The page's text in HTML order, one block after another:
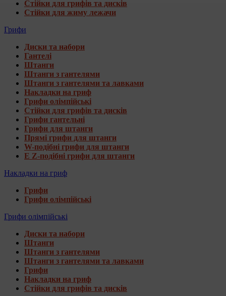
Стійки для грифів та дисків
Стійки для жиму лежачи
Грифи
Диски та набори
Гантелі
Штанги
Штанги з гантелями
Штанги з гантелями та лавками
Накладки на гриф
Грифи олімпійські
Стійки для грифів та дисків
Грифи гантельні
Грифи для штанги
Прямі грифи для штанги
W-подібні грифи для штанги
E Z-подібні грифи для штанги
Накладки на гриф
Грифи
Грифи олімпійські
Грифи олімпійські
Диски та набори
Штанги
Штанги з гантелями
Штанги з гантелями та лавками
Грифи
Накладки на гриф
Стійки для грифів та дисків